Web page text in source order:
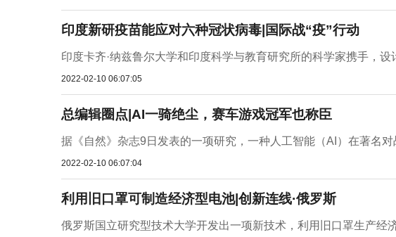
印度新研疫苗能应对六种冠状病毒|国际战“疫”行动
印度卡齐·纳兹鲁尔大学和印度科学与教育研究所的科学家携手，
2022-02-10 06:07:05
总编辑圈点|AI一骑绝尘，赛车游戏冠军也称臣
据《自然》杂志9日发表的一项研究，一种人工智能（AI）在著名
2022-02-10 06:07:04
利用旧口罩可制造经济型电池|创新连线·俄罗斯
俄罗斯国立研究型技术大学开发出一项新技术，利用旧口罩生产经